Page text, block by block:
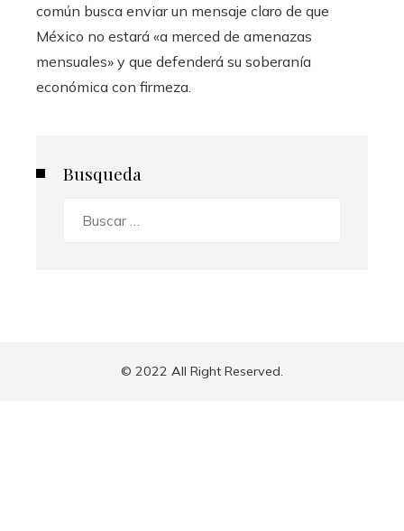
común busca enviar un mensaje claro de que
México no estará «a merced de amenazas
mensuales» y que defenderá su soberanía
económica con firmeza.
Busqueda
© 2022 All Right Reserved.